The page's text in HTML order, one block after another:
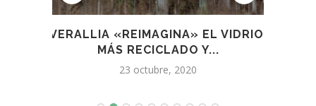
VERALLIA «REIMAGINA» EL VIDRIO:
MÁS RECICLADO Y...
23 octubre, 2020